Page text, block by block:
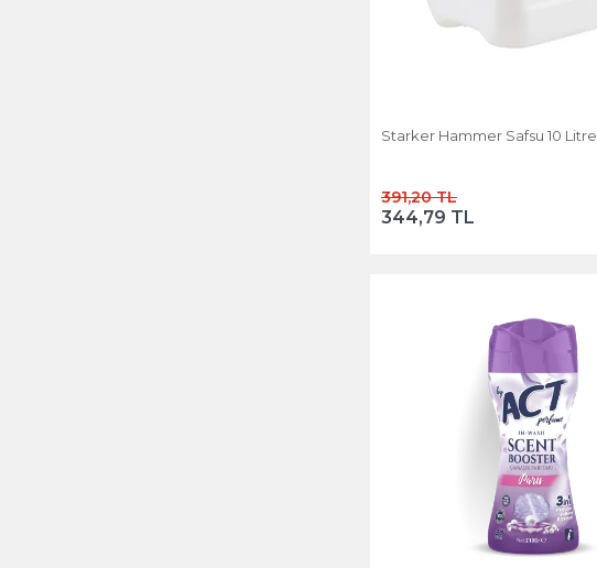
Starker Hammer Safsu 10 Litre
391,20 TL
344,79 TL